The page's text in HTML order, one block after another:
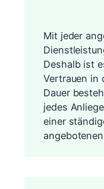
Mit jeder
Deshalb ist
Vertrauen in
Dauer
jedes
einer